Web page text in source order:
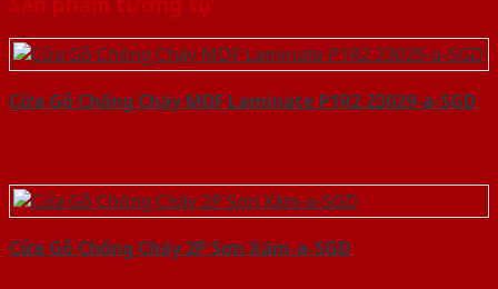
Cửa Gỗ Chống Cháy MDF Laminate P1R2 23029-a-SGD
Cửa Gỗ Chống Cháy 2P Sơn Xám-a-SGD